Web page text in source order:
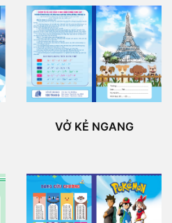
VỞ KẺ NGANG